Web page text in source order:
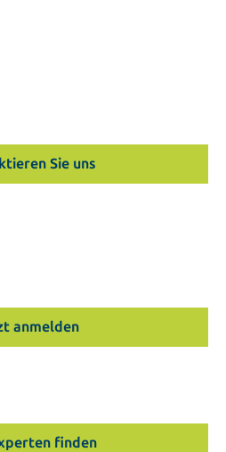
Sie uns
anmelden
finden